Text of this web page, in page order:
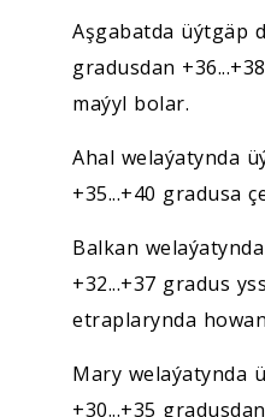
Aşgabatda üýtgäp
gradusdan
maýyl bolar.
Ahal welaýatynda
+35...+40 gradusa
Balkan
+32...+37 gradus
etraplarynda
Mary welaýatynda
+30...+35